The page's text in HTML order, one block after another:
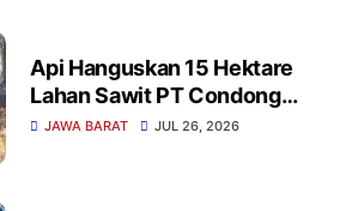
Api Hanguskan 15 Hektare
Lahan Sawit PT Condong
Garut, Polisi dan Damkar
JAWA BARAT JUL 26, 2026